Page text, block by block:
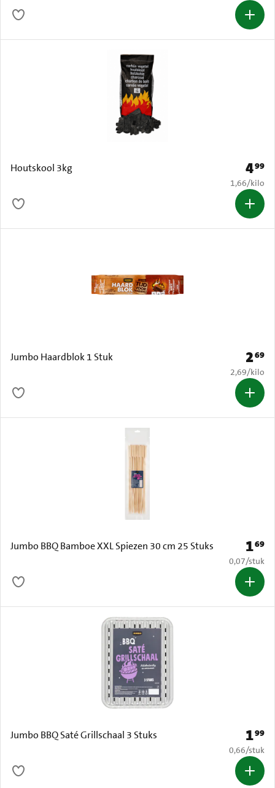
Houtskool 3kg Prijs:
499
€ 1,66 per
1,66/kilo
Jumbo Haardblok 1 Stuk Prijs:
269
€ 2,69 per
2,69/kilo
Jumbo BBQ Bamboe XXL Spiezen 30 cm 25 Stuks Prijs:
169
€ 0,07 per
0,07/stuk
Jumbo BBQ Saté Grillschaal 3 Stuks Prijs:
199
€ 0,66 per
0,66/stuk